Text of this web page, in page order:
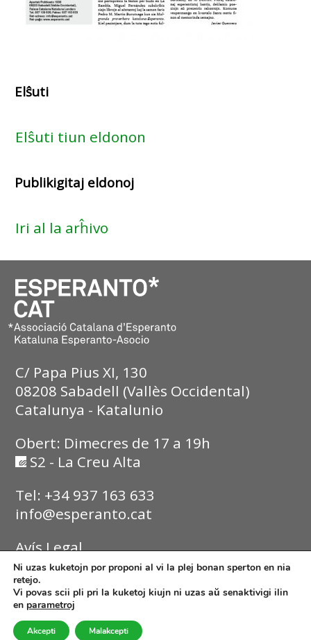
Elŝuti
Elŝuti tiun eldonon
Publikigitaj eldonoj
Iri al la arĥivo
C/ Papa Pius XI, 130
08208 Sabadell (Vallès Occidental)
Catalunya - Katalunio
Obert: Dimecres de 17 a 19h
S2 - La Creu Alta
Tel: +34 937 163 633
info@esperanto.cat
Avís Legal
Política de Privadesa
Política de Cookies
Ni uzas kuketojn por proponi al vi la plej bonan sperton en nia
retejo.
Vi povas scii pli pri la kuketoj kiujn ni uzas aŭ senaktivigi ilin
en parametroj
Akcepti Malakcepti